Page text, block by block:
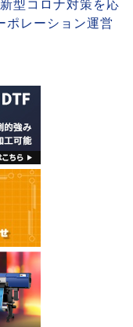
型コロナ対策を応
レーション運営